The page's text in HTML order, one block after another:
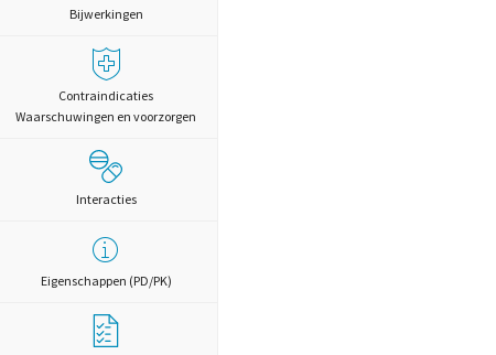
Bijwerkingen
Contraindicaties
Waarschuwingen en voorzorgen
Interacties
Eigenschappen (PD/PK)